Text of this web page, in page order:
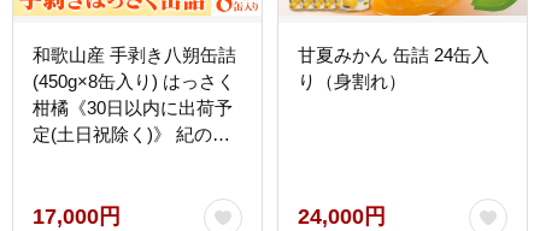
和歌山産 手剥き八朔缶詰
(450g×8缶入り) はっさく
柑橘《30日以内に出荷予
定(土日祝除く)》 紀の川
wsk_gsk45_90d_23_17000_8k-
17,000円
甘夏みかん 缶詰 24缶入
り（身割れ）
24,000円